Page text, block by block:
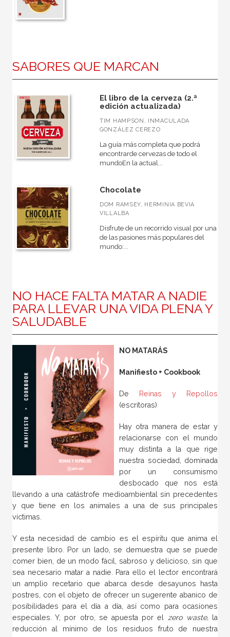
SABORES QUE MARCAN
El libro de la cerveza (2.ª
edición actualizada)
TIM HAMPSON, INMACULADA
GONZÁLEZ CEREZO
La guía más completa que podrá
encontrarde cervezas de todo el
mundoEn la actual...
Chocolate
DOM RAMSEY, HERMINIA BEVIA
VILLALBA
Disfrute de un recorrido visual por una
de las pasiones más populares del
mundo:...
NO HACE FALTA MATAR A NADIE
PARA LLEVAR UNA VIDA PLENA Y
SALUDABLE
NO MATARÁS
Manifiesto + Cookbook
De
Reinas y Repollos
(escritoras)
Hay otra manera de estar y
relacionarse con el mundo
muy distinta a la que rige
nuestra sociedad, dominada
por un consumismo
desbocado que nos está
llevando a una catástrofe medioambiental sin precedentes
y que tiene en los animales a una de sus principales
víctimas.
Y esta necesidad de cambio es el espíritu que anima el
presente libro. Por un lado, se demuestra que se puede
comer bien, de un modo fácil, sabroso y delicioso, sin que
sea necesario matar a nadie. Para ello el lector encontrará
un amplio recetario que abarca desde desayunos hasta
postres, con el objeto de ofrecer un sugerente abanico de
posibilidades para el día a día, así como para ocasiones
especiales. Y, por otro, se apuesta por el zero waste,la
reducción al mínimo de los residuos fruto de nuestra